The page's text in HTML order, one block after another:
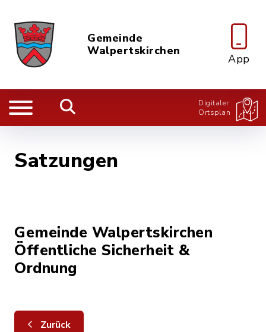
Gemeinde
Walpertskirchen
App
Digitaler
Ortsplan
Satzungen
Gemeinde Walpertskirchen
Öffentliche Sicherheit &
Ordnung
Zurück